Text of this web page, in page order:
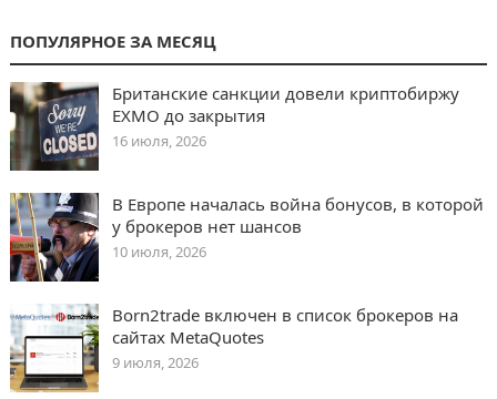
ПОПУЛЯРНОЕ ЗА МЕСЯЦ
Британские санкции довели криптобиржу
EXMO до закрытия
16 июля, 2026
В Европе началась война бонусов, в которой
у брокеров нет шансов
10 июля, 2026
Born2trade включен в список брокеров на
сайтах MetaQuotes
9 июля, 2026